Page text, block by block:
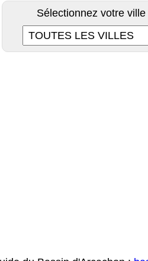
Sélectionnez votre ville